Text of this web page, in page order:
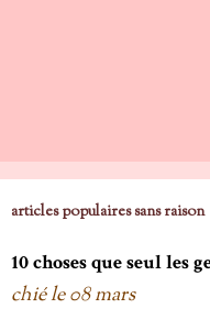
articles populaires sans raison
10 choses que seul
chié le08 mars